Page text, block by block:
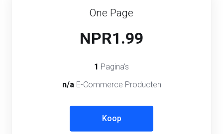
One Page
NPR1.99
1 Pagina's
n/a E-Commerce Producten
Koop